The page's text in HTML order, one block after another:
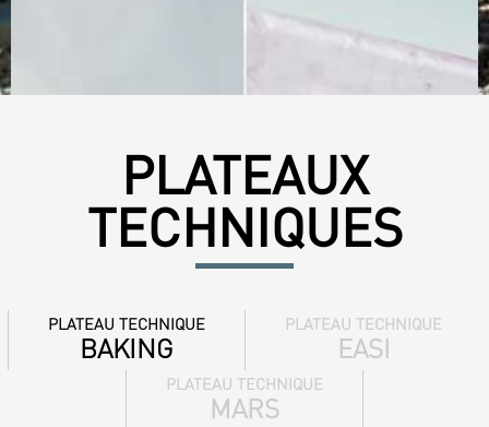
PLATEAUX
TECHNIQUES
PLATEAU TECHNIQUE
BAKING
PLATEAU TECHNIQUE
EASI
PLATEAU TECHNIQUE
MARS